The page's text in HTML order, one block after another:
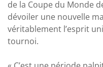
de la Coupe du Monde
dévoiler une nouvelle
véritablement l’esprit
tournoi.